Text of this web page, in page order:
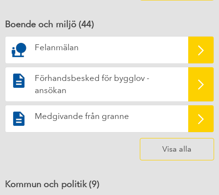
Boende och miljö (44)
Felanmälan
Förhandsbesked för bygglov -
ansökan
Medgivande från granne
Visa alla
Kommun och politik (9)